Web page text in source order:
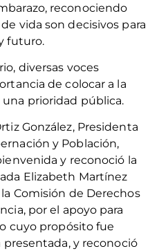
reconociendo
vida son decisivos para
futuro.
diversas voces
de colocar a la
prioridad pública.
González, Presidenta
y Población,
y reconoció la
Elizabeth Martínez
Comisión de Derechos
por el apoyo para
cuyo propósito fue
y reconoció